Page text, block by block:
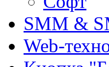
SMM &
Web-